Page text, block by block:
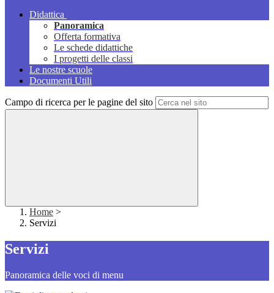
Didattica
Panoramica
Offerta formativa
Le schede didattiche
I progetti delle classi
Le nostre scuole
Documenti Utili
Campo di ricerca per le pagine del sito
Home >
Servizi
Servizi
Panoramica delle voci di menu